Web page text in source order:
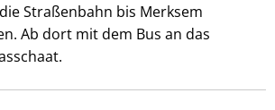
Straßenbahn bis Merksem
Ab dort mit dem Bus an das